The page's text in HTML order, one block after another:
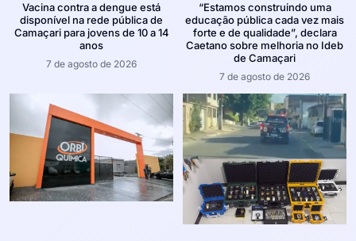
Vacina contra a dengue está
disponível na rede pública de
Camaçari para jovens de 10 a 14
anos
7 de agosto de 2026
“Estamos construindo uma
educação pública cada vez mais
forte e de qualidade”, declara
Caetano sobre melhoria no Ideb
de Camaçari
7 de agosto de 2026